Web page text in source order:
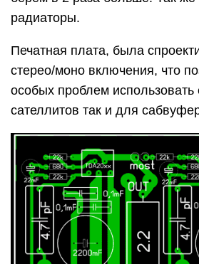
радиаторы.
Печатная плата, была
стерео/моно включения, что
особых проблем использовать
сателлитов так и для